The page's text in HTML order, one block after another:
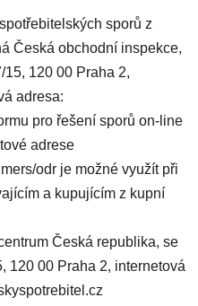
sporů z
Česká obchodní inspekce,
120 00 Praha 2,
adresa:
pro řešení sporů on-line
adrese
odr je možné využít při
a kupujícím z kupní
Česká republika, se
120 00 Praha 2, internetová